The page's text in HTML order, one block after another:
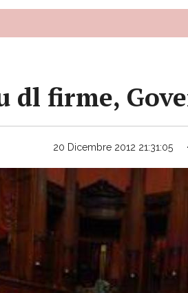
dl firme,
20 Dicembre 2012 21:31:05